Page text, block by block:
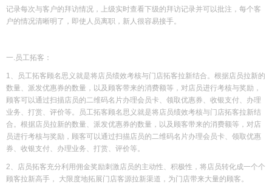
记录每次与客户的拜访情况，上级实时查看下级的拜访记录并可以批注，每个客
户的情况清晰明了，即使人员离职，新人很容易接手。
一.员工拓客：
1、员工拓客顾名思义就是将店员绩效考核与门店拓客拉新结合。根据店员拉新的
数量、派发优惠券的数量，以及顾客带来的消费额等，对店员进行考核与奖励，
顾客可以通过扫描店员的二维码名片办理会员卡、领取优惠券、收银支付、办理
业务、打赏、评价等。员工拓客顾名思义就是将店员绩效考核与门店拓客拉新结
合。根据店员拉新的数量、派发优惠券的数量，以及顾客带来的消费额等，对店
员进行考核与奖励，顾客可以通过扫描店员的二维码名片办理会员卡、领取优惠
券、收银支付、办理业务、打赏、评价等。
2、店员拓客充分利用佣金奖励刺激店员的主动性、积极性，将店员转化成一个个
顾客拉新高手， 大限度地拓展门店客源拉新渠道，为门店带来大量的顾客。